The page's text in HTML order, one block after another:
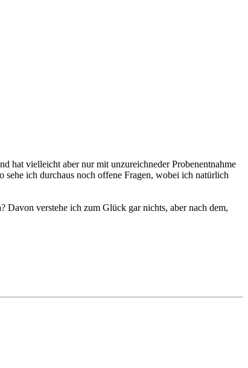
hat vielleicht aber nur mit unzureichneder Probenentnahme
ich durchaus noch offene Fragen, wobei ich natürlich
Davon verstehe ich zum Glück gar nichts, aber nach dem,